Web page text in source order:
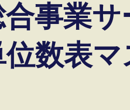
事業
位数表